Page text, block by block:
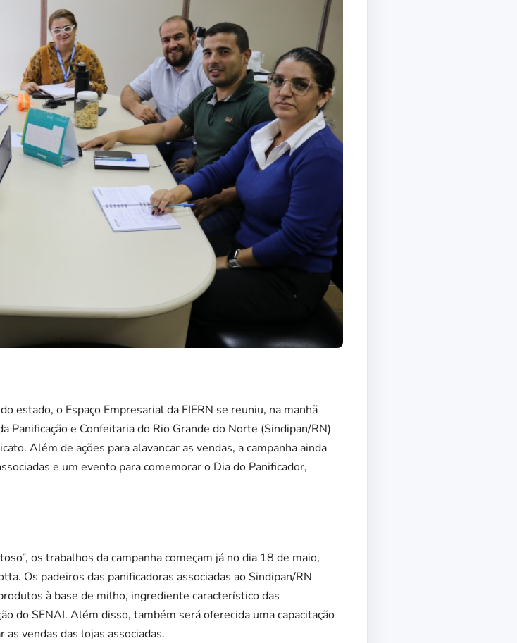
estado, o Espaço Empresarial da FIERN se reuniu, na manhã
Panificação e Confeitaria do Rio Grande do Norte (Sindipan/RN)
Além de ações para alavancar as vendas, a campanha ainda
e um evento para comemorar o Dia do Panificador,
os trabalhos da campanha começam já no dia 18 de maio,
Os padeiros das panificadoras associadas ao Sindipan/RN
à base de milho, ingrediente característico das
do SENAI. Além disso, também será oferecida uma capacitação
vendas das lojas associadas.